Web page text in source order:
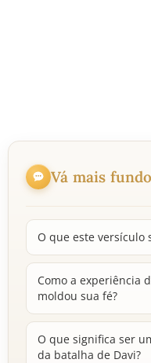
Vá mais fundo
O que este versículo
Como a experiência
moldou sua fé?
O que significa ser
da batalha de Davi?